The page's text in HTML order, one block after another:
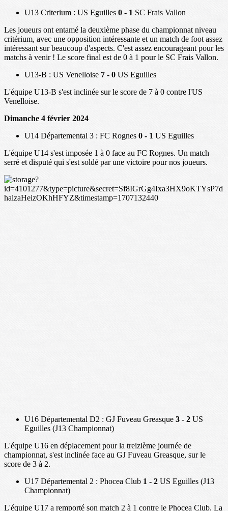
U13 Criterium : US Eguilles 0 - 1 SC Frais Vallon
Les joueurs ont entamé la deuxième phase du championnat niveau
critérium, avec une opposition intéressante et un match de foot assez
intéressant sur beaucoup d'aspects. C'est assez encourageant pour les
matchs à venir ! Le score final est de 0 à 1 pour le SC Frais Vallon.
U13-B : US Venelloise 7 - 0 US Eguilles
L'équipe U13-B s'est inclinée sur le score de 7 à 0 contre l'US
Venelloise.
Dimanche 4 février 2024
U14 Départemental 3 : FC Rognes 0 - 1 US Eguilles
L'équipe U14 s'est imposée 1 à 0 face au FC Rognes. Un match
serré et disputé qui s'est soldé par une victoire pour nos joueurs.
U16 Départemental D2 : GJ Fuveau Greasque 3 - 2 US
Eguilles (J13 Championnat)
L'équipe U16 en déplacement pour la treizième journée de
championnat, s'est inclinée face au GJ Fuveau Greasque, sur le
score de 3 à 2.
U17 Départemental 2 : Phocea Club 1 - 2 US Eguilles (J13
Championnat)
L'équipe U17 a remporté son match 2 à 1 contre le Phocea Club. La